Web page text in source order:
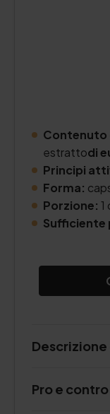
Contenuto
estrattodi
Principi
Forma:
Porzione: 1
Sufficiente
Pro e contro